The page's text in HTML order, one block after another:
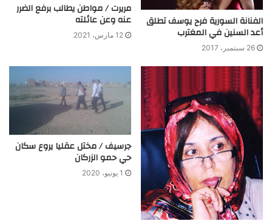
الفنانة السورية فرح يوسف تطلق
أعد السنين في المغترب
26 سبتمبر، 2017
مريرت / مواطن يطالب برفع الضرر
عنه وعن عائلته
12 مارس، 2021
جرسيف / مختل عقليا يروع سكان
حي حمو الزركان
1 يونيو، 2020